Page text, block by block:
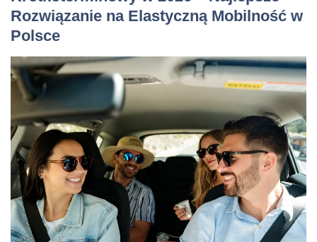
Rozwiązanie na Elastyczną Mobilność w
Polsce